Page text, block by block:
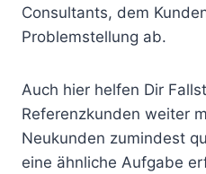
Consultants, dem
Problemstellung ab.
Auch hier helfen Dir
Referenzkunden weiter
Neukunden zumindest
eine ähnliche Aufgabe